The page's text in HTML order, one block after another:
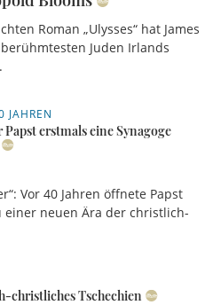
Roman „Ulysses“ hat James
Juden Irlands
JAHREN
Papst erstmals eine Synagoge
Vor 40 Jahren öffnete Papst
einer neuen Ära der christlich-
christliches Tschechien